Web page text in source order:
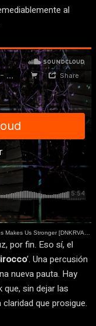
al
Us Stronger [DNKRVA004]
por fin. Eso sí, el
’. Una percusión
nueva pauta. Hay
sin dejar las
que prosigue.